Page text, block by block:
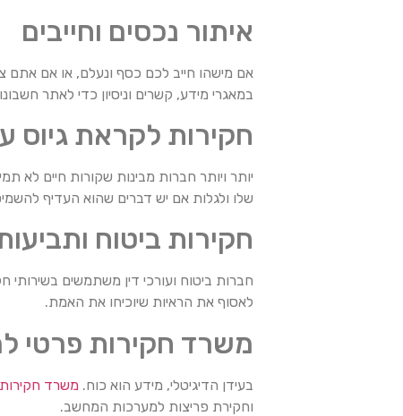
איתור נכסים וחייבים
אם מישהו חייב לכם כסף ונעלם, או אם אתם
במאגרי מידע, קשרים וניסיון כדי לאתר
חקירות לקראת גיוס
יותר ויותר חברות מבינות שקורות חיים
שלו ולגלות אם יש דברים שהוא העדיף
חקירות ביטוח
חברות ביטוח ועורכי דין משתמשים
לאסוף את הראיות שיוכיחו את האמת.
משרד חקירות פרטי
בעידן הדיגיטלי, מידע הוא כוח. משרד
וחקירת פריצות למערכות המחשב.